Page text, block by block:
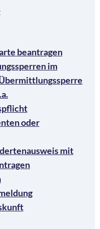
beantragen
im
oder
mit